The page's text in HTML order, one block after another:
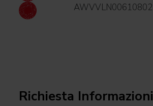
AWVVLN00610802
Richiesta Informazioni